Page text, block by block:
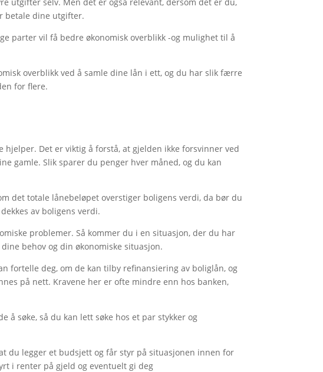
betale dine utgifter.
parter vil få bedre økonomisk overblikk -og mulighet til å
overblikk ved å samle dine lån i ett, og du har slik færre
for flere.
Det er viktig å forstå, at gjelden ikke forsvinner ved
gamle. Slik sparer du penger hver måned, og du kan
det totale lånebeløpet overstiger boligens verdi, da bør du
av boligens verdi.
problemer. Så kommer du i en situasjon, der du har
behov og din økonomiske situasjon.
fortelle deg, om de kan tilby refinansiering av boliglån, og
på nett. Kravene her er ofte mindre enn hos banken,
søke, så du kan lett søke hos et par stykker og
du legger et budsjett og får styr på situasjonen innen for
i renter på gjeld og eventuelt gi deg